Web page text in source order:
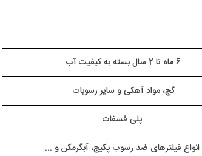
6 ماه تا 2 سال بسته به کیفیت آب
گچ، مواد آهکی و سایر رسوبات
پلی فسفات
انواع فیلترهای ضد رسوب پکیج، آبگرمکن و ...